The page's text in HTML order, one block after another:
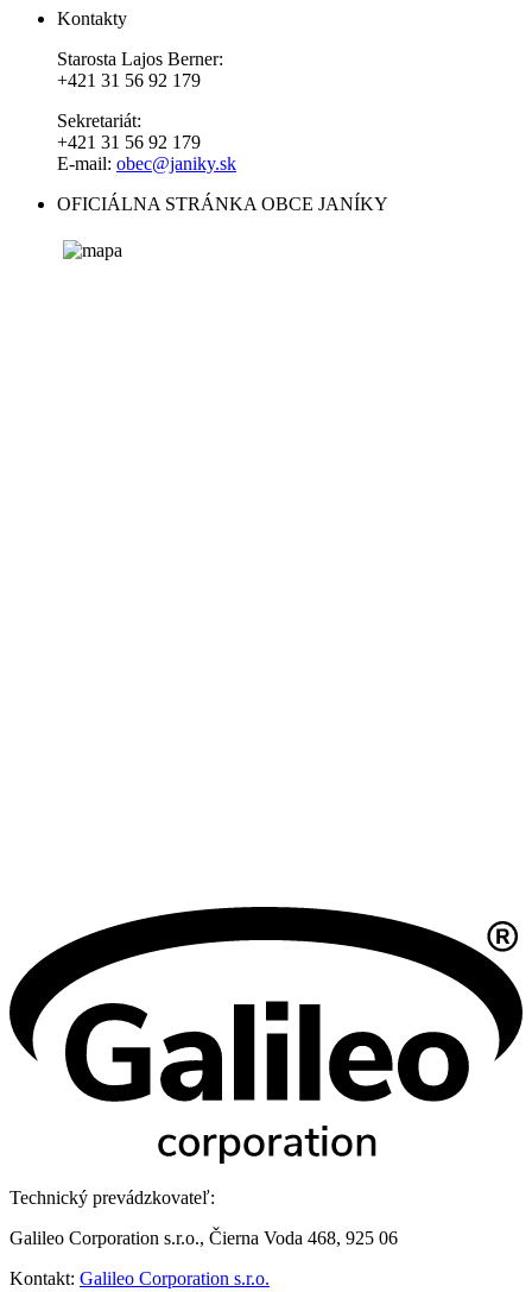
Kontakty
Starosta Lajos Berner:
+421 31 56 92 179
Sekretariát:
+421 31 56 92 179
E-mail: obec@janiky.sk
OFICIÁLNA STRÁNKA OBCE JANÍKY
Technický prevádzkovateľ:
Galileo Corporation s.r.o., Čierna Voda 468, 925 06
Kontakt: Galileo Corporation s.r.o.